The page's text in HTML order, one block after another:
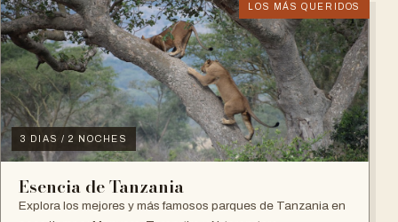
LOS MÁS QUERIDOS
3 DIAS / 2 NOCHES
Esencia de Tanzania
Explora los mejores y más famosos parques de Tanzania en